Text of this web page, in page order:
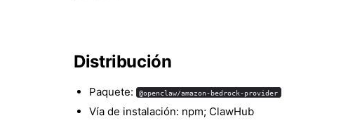
Distribución
Paquete: @openclaw/amazon-bedrock-provider
Vía de instalación: npm; ClawHub